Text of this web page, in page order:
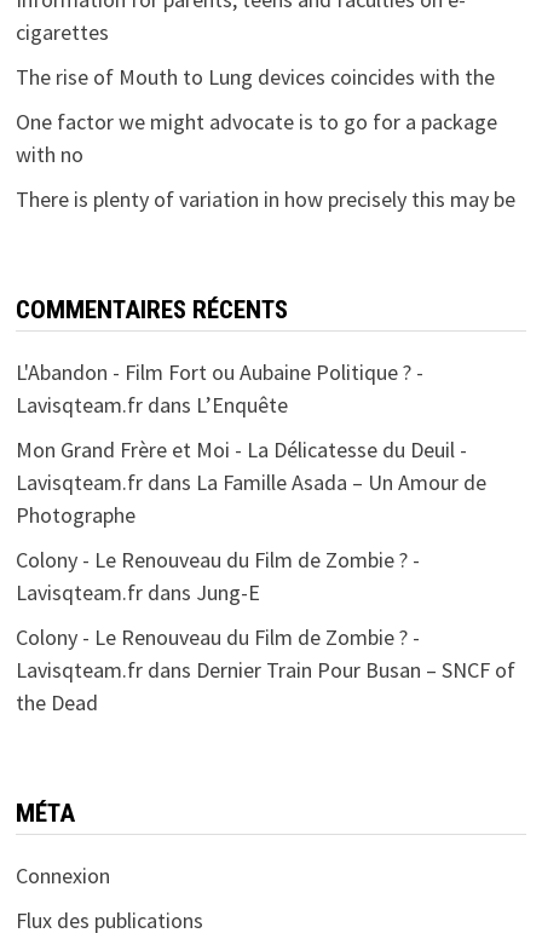
cigarettes
The rise of Mouth to Lung devices coincides with the
One factor we might advocate is to go for a package
with no
There is plenty of variation in how precisely this may be
COMMENTAIRES RÉCENTS
L'Abandon - Film Fort ou Aubaine Politique ? -
Lavisqteam.frdans L’Enquête
Mon Grand Frère et Moi - La Délicatesse du Deuil -
Lavisqteam.frdans La Famille Asada – Un Amour de
Photographe
Colony - Le Renouveau du Film de Zombie ? -
Lavisqteam.frdans Jung-E
Colony - Le Renouveau du Film de Zombie ? -
Lavisqteam.frdans Dernier Train Pour Busan – SNCF of
the Dead
MÉTA
Connexion
Flux des publications